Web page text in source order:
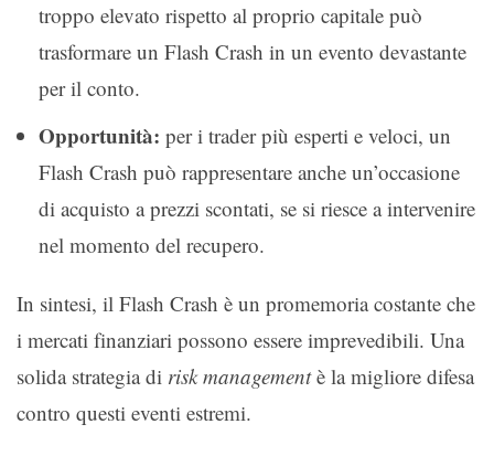
troppo elevato rispetto al proprio capitale può
trasformare un Flash Crash in un evento devastante
per il conto.
Opportunità: per i trader più esperti e veloci, un
Flash Crash può rappresentare anche un’occasione
di acquisto a prezzi scontati, se si riesce a intervenire
nel momento del recupero.
In sintesi, il Flash Crash è un promemoria costante che
i mercati finanziari possono essere imprevedibili. Una
solida strategia di risk managementè la migliore difesa
contro questi eventi estremi.